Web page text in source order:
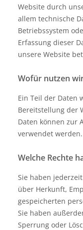
Website durch
allem technische
Betriebssystem
Erfassung dieser
unsere Website
Wofür nutzen
Ein Teil der Daten
Bereitstellung der
Daten können zur
verwendet werden.
Welche Rechte
Sie haben
über Herkunft,
gespeicherten
Sie haben
Sperrung oder